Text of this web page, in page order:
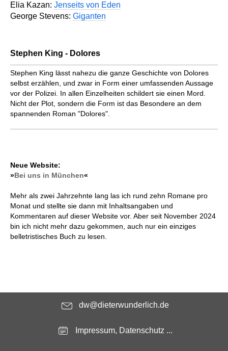
Elia Kazan: Jenseits von Eden
George Stevens: Giganten
Stephen King - Dolores
Stephen King lässt nahezu die ganze Geschichte von Dolores
selbst erzählen, und zwar in Form einer umfassenden Aussage
vor der Polizei. In allen Einzelheiten schildert sie einen Mord.
Nicht der Plot, sondern die Form ist das Besondere an dem
spannenden Roman "Dolores".
Neue Website:
»Bei uns in München«
Mehr als zwei Jahrzehnte lang las ich rund zehn Romane pro
Monat und stellte sie dann mit Inhaltsangaben und
Kommentaren auf dieser Website vor. Aber seit November 2024
bin ich nicht mehr dazu gekommen, auch nur ein einziges
belletristisches Buch zu lesen.
dw@dieterwunderlich.de
Impressum, Datenschutz ...